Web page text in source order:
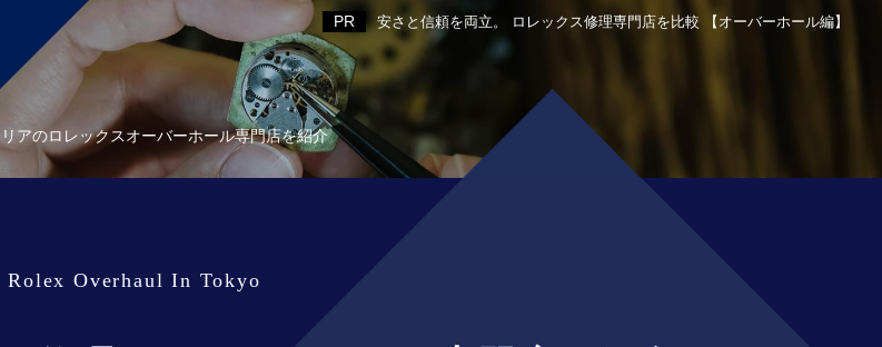
安さと信頼を両立。 ロレックス修理専門店を比較 【オーバーホール編】
アのロレックスオーバーホール専門店を紹介